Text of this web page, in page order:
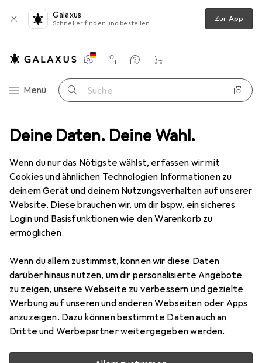
Deine Daten. Deine Wahl.
Wenn du nur das Nötigste wählst, erfassen wir mit
Cookies und ähnlichen Technologien Informationen zu
deinem Gerät und deinem Nutzungsverhalten auf unserer
Website. Diese brauchen wir, um dir bspw. ein sicheres
Login und Basisfunktionen wie den Warenkorb zu
ermöglichen.
Wenn du allem zustimmst, können wir diese Daten
darüber hinaus nutzen, um dir personalisierte Angebote
zu zeigen, unsere Webseite zu verbessern und gezielte
Werbung auf unseren und anderen Webseiten oder Apps
anzuzeigen. Dazu können bestimmte Daten auch an
Dritte und Werbepartner weitergegeben werden.
Galaxus
Schneller finden und bestellen Zur App
Navigation nach Kategorien
Menü Suche
Einstellungen
Kundenkonto
Vergleichslisten
Merklisten
Warenkorb
Schreibstifte Pelikan STICK SUPER - Kugelschreiber
5 Bilder
MENGENRABATT
Pelikan STICK SUPER - Kugelschreiber
12x
Preis in EUR inkl. MwSt.
EUR
9,76
Bewertungen Marke